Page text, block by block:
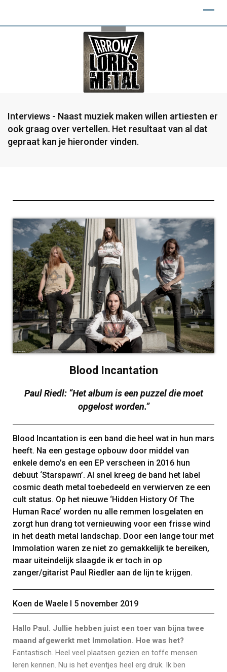
Interviews - Naast muziek maken willen artiesten er
ook graag over vertellen. Het resultaat van al dat
gepraat kan je hieronder vinden.
Blood Incantation
Paul Riedl: “Het album is een puzzel die moet
opgelost worden.”
Blood Incantation is een band die heel wat in hun mars
heeft. Na een gestage opbouw door middel van
enkele demo’s en een EP verscheen in 2016 hun
debuut ‘Starspawn’. Al snel kreeg de band het label
cosmic death metal toebedeeld en verwierven ze een
cult status. Op het nieuwe ‘Hidden History Of The
Human Race’ worden nu alle remmen losgelaten en
zorgt hun drang tot vernieuwing voor een frisse wind
in het death metal landschap. Door een lange tour met
Immolation waren ze niet zo gemakkelijk te bereiken,
maar uiteindelijk slaagde ik er toch in op
zanger/gitarist Paul Riedler aan de lijn te krijgen.
Koen de Waele Ι 5 november 2019
Hallo Paul. Jullie hebben juist een toer van bijna twee
maand afgewerkt met Immolation. Hoe was het?
Fantastisch. Heel veel plaatsen gezien en toffe mensen
leren kennen. Nu is het eventjes heel erg druk. Ik ben